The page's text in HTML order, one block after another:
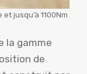
jusqu’à 1100Nm
la gamme
de